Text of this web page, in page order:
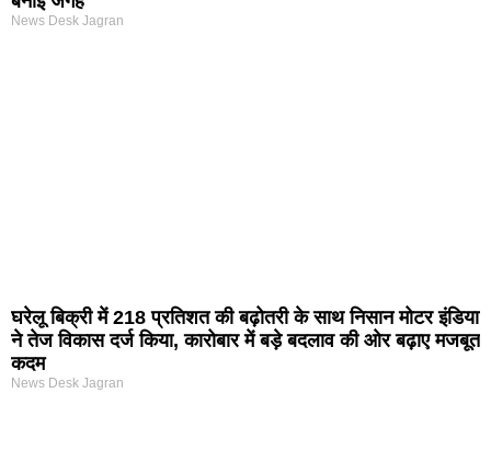
News Desk Jagran
घरेलू बिक्री में 218 प्रतिशत की बढ़ोतरी के साथ निसान मोटर इंडिया
ने तेज विकास दर्ज किया, कारोबार में बड़े बदलाव की ओर बढ़ाए मजबूत
कदम
News Desk Jagran